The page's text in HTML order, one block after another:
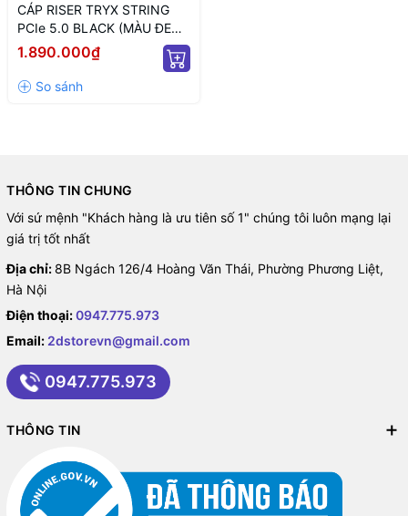
CÁP RISER TRYX STRING
PCIe 5.0 BLACK (MÀU ĐEN/
300MM)
1.890.000₫
THÔNG TIN CHUNG
Với sứ mệnh "Khách hàng là ưu tiên số 1" chúng tôi luôn mạng lại
giá trị tốt nhất
Địa chỉ: 8B Ngách 126/4 Hoàng Văn Thái, Phường Phương Liệt,
Hà Nội
Điện thoại:0947.775.973
Email: 2dstorevn@gmail.com
0947.775.973
THÔNG TIN